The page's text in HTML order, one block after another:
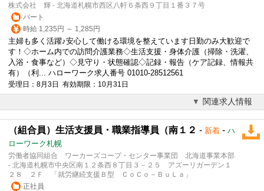
株式会社 輝 - 北海道札幌市西区八軒６条西９丁目１番３７号
パート
時給 1,235円 ～ 1,285円
主婦も多く活躍♪安心して働ける環境を整えています日勤のみ大歓迎で
す！◇ホーム内での訪問介護業務◇生活支援・身体介護（掃除・洗濯、
入浴・食事など）◇見守り ・状態確認◇記録・報告（ケア記録、情報共
有）（利... ハローワーク求人番号 01010-28512561
受理日：8月3日 有効期限：10月31日
関連求人情報
（組合員）生活支援員・職業指導員（南１２ - 新着 - ハ
ローワーク札幌
労働者協同組合 ワーカーズコープ・センター事業団 北海道事業本部
- 北海道札幌市中央区南１２条西８丁目３－２５ アズーリガーデン１
２８ ２Ｆ 「就労継続支援Ｂ型 ＣｏＣｏ－ＢｕＬａ」
正社員